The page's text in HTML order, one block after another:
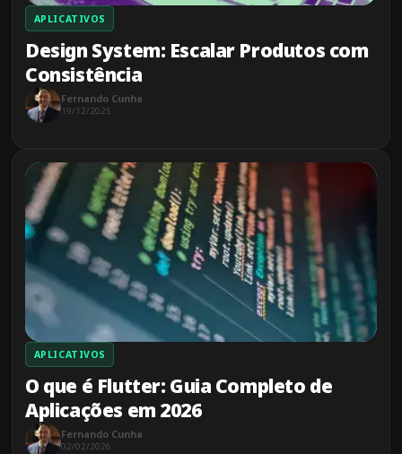
APLICATIVOS
Design System: Escalar Produtos com
Consistência
Fernando Cunha
19/12/2025
APLICATIVOS
O que é Flutter: Guia Completo de
Aplicações em 2026
Fernando Cunha
02/02/2026